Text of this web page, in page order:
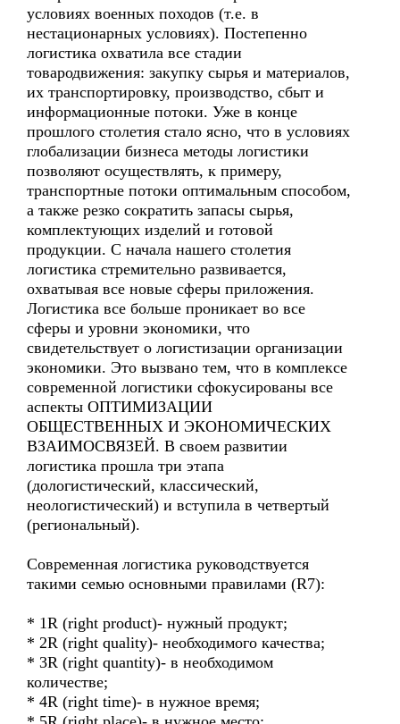
условиях военных походов (т.е. в
нестационарных условиях). Постепенно
логистика охватила все стадии
товародвижения: закупку сырья и материалов,
их транспортировку, производство, сбыт и
информационные потоки. Уже в конце
прошлого столетия стало ясно, что в условиях
глобализации бизнеса методы логистики
позволяют осуществлять, к примеру,
транспортные потоки оптимальным способом,
а также резко сократить запасы сырья,
комплектующих изделий и готовой
продукции. С начала нашего столетия
логистика стремительно развивается,
охватывая все новые сферы приложения.
Логистика все больше проникает во все
сферы и уровни экономики, что
свидетельствует о логистизации организации
экономики. Это вызвано тем, что в комплексе
современной логистики сфокусированы все
аспекты ОПТИМИЗАЦИИ
ОБЩЕСТВЕННЫХ И ЭКОНОМИЧЕСКИХ
ВЗАИМОСВЯЗЕЙ. В своем развитии
логистика прошла три этапа
(дологистический, классический,
неологистический) и вступила в четвертый
(региональный).
Современная логистика руководствуется
такими семью основными правилами (R7):
* 1R (right product)- нужный продукт;
* 2R (right quality)- необходимого качества;
* 3R (right quantity)- в необходимом
количестве;
* 4R (right time)- в нужное время;